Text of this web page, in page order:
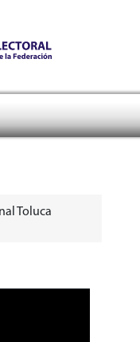
del
Toluca